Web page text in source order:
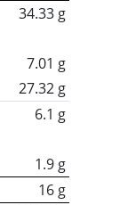
34.33 g
7.01 g
27.32 g
6.1 g
1.9 g
16 g